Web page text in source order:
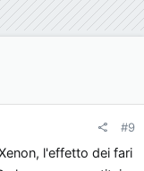
#9
l'effetto dei fari